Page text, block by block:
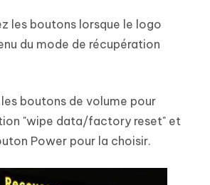
les boutons lorsque le logo
du mode de récupération
boutons de volume pour
"wipe data/factory reset" et
Power pour la choisir.